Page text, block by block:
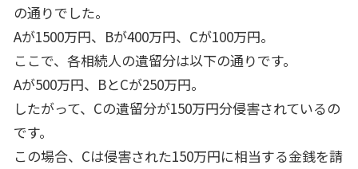
の通りでした。
Aが1500万円、 Bが400万円、 Cが100万円。
ここで、各相続人の遺留分は以下の通りです。
Aが500万円、 BとCが250万円。
したがって、 Cの遺留分が150万円分侵害されているの
です。
この場合、 Cは侵害された150万円に相当する金銭を請